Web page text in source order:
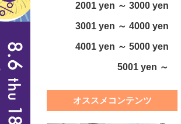
2001 yen ～ 3000 yen
3001 yen ～ 4000 yen
4001 yen ～ 5000 yen
5001 yen ～
オススメコンテンツ